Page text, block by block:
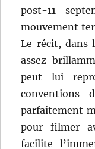
post-11
mouvement
Le récit, dans
assez
peut lui
conventions
parfaitement
pour filmer
facilite